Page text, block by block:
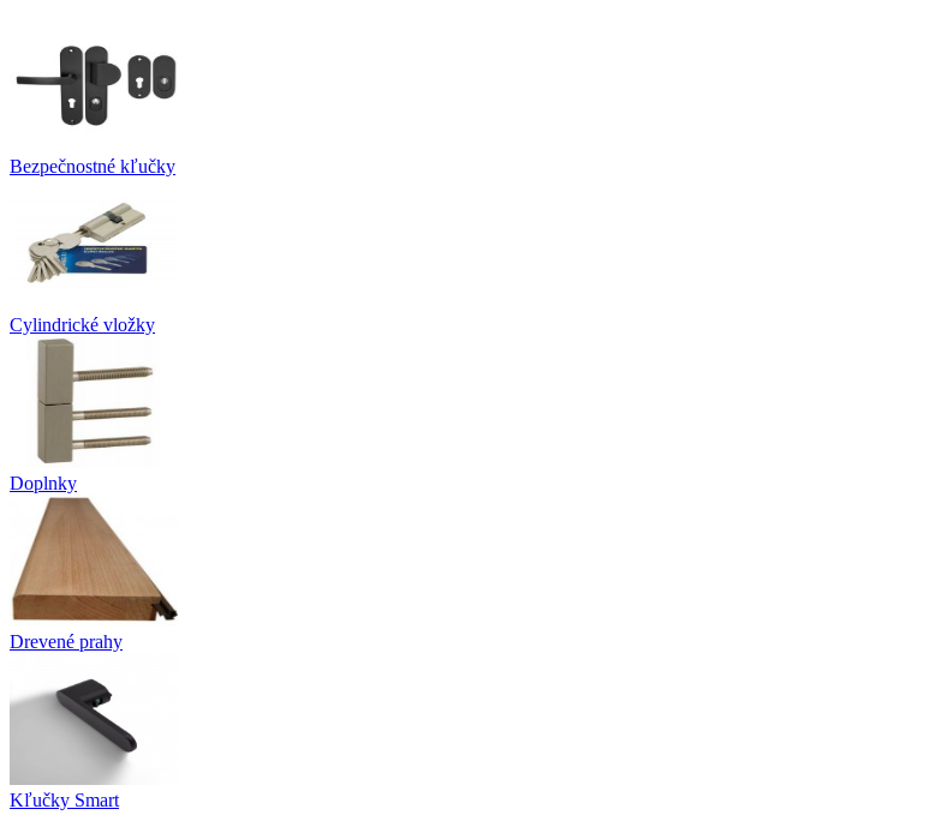
Bezpečnostné kľučky
Cylindrické vložky
Doplnky
Drevené prahy
Kľučky Smart